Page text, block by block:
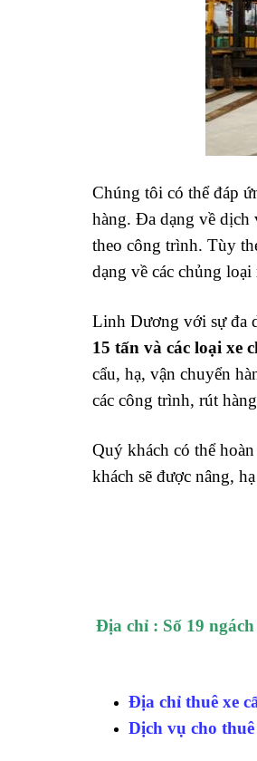
Chúng tôi có thể đáp
hàng. Đa dạng về dịch
theo công trình. Tùy
dạng về các chủng loại
Linh Dương với sự đa
15 tấn và các loại xe
cẩu, hạ, vận chuyển
các công trình, rút
Quý khách có thể
khách sẽ được nâng,
Địa chỉ : Số 19
Địa chỉ thuê xe
Dịch vụ cho